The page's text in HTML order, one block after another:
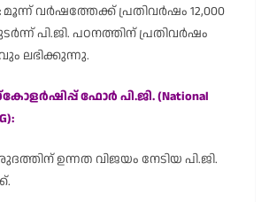
മൂന്ന് വർഷത്തേക്ക് പ്രതിവർഷം 12,000
പി.ജി. പഠനത്തിന് പ്രതിവർഷം
ലഭിക്കുന്നു.
ഫോർ പി.ജി. (National
ഉന്നത വിജയം നേടിയ പി.ജി.